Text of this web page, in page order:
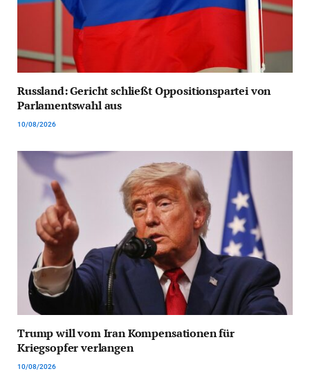
Russland: Gericht schließt Oppositionspartei von
Parlamentswahl aus
10/08/2026
Trump will vom Iran Kompensationen für
Kriegsopfer verlangen
10/08/2026